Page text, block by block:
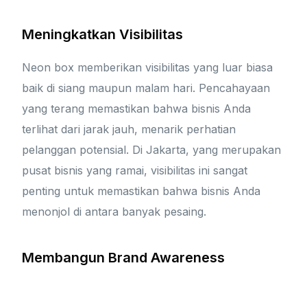
Meningkatkan Visibilitas
Neon box memberikan visibilitas yang luar biasa
baik di siang maupun malam hari. Pencahayaan
yang terang memastikan bahwa bisnis Anda
terlihat dari jarak jauh, menarik perhatian
pelanggan potensial. Di Jakarta, yang merupakan
pusat bisnis yang ramai, visibilitas ini sangat
penting untuk memastikan bahwa bisnis Anda
menonjol di antara banyak pesaing.
Membangun Brand Awareness